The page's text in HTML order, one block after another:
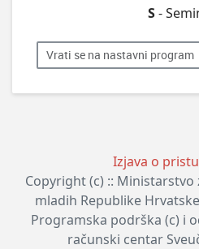
S-
Vrati se na nastavni program
Izjava o
Copyright (c) ::
mladih Republike
Programska podrška (c) i
računski centar